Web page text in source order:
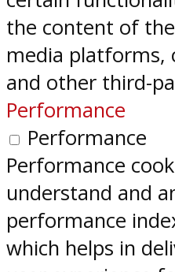
the content of
media platforms,
and other third-
Performance
Performance
Performance
understand and
performance
which helps in